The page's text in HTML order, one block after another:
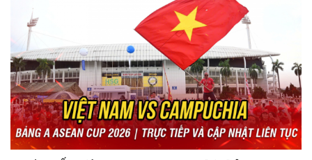
Ăn sạch sống khỏe